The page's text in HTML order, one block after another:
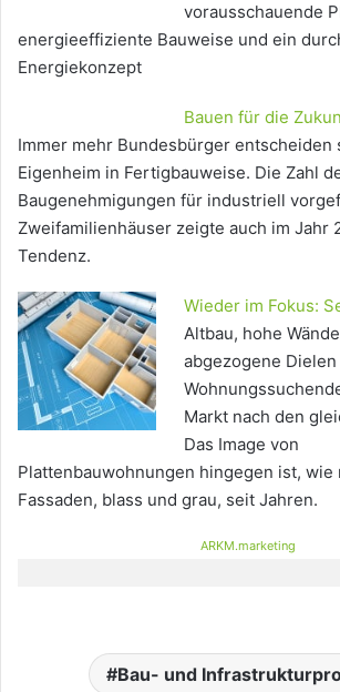
vorausschauende
energieeffiziente Bauweise und ein
Energiekonzept
Bauen für die
Immer mehr Bundesbürger entscheiden
Eigenheim in Fertigbauweise. Die Zahl
Baugenehmigungen für industriell
Zweifamilienhäuser zeigte auch im Jahr
Tendenz.
Wieder im Fokus:
Altbau, hohe
abgezogene Dielen
Markt nach den
Das Image von
Plattenbauwohnungen hingegen ist, wie
Fassaden, blass und grau, seit Jahren.
ARKM.marketing
Bau- und